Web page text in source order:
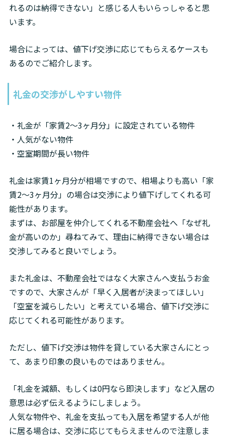
れるのは納得できない」と感じる人もいらっしゃると思
います。
場合によっては、値下げ交渉に応じてもらえるケースも
あるのでご紹介します。
礼金の交渉がしやすい物件
・礼金が「家賃2〜3ヶ月分」に設定されている物件
・人気がない物件
・空室期間が長い物件
礼金は家賃1ヶ月分が相場ですので、相場よりも高い「家
賃2〜3ヶ月分」の場合は交渉により値下げしてくれる可
能性があります。
まずは、お部屋を仲介してくれる不動産会社へ「なぜ礼
金が高いのか」尋ねてみて、理由に納得できない場合は
交渉してみると良いでしょう。
また礼金は、不動産会社ではなく大家さんへ支払うお金
ですので、大家さんが「早く入居者が決まってほしい」
「空室を減らしたい」と考えている場合、値下げ交渉に
応じてくれる可能性があります。
ただし、値下げ交渉は物件を貸している大家さんにとっ
て、あまり印象の良いものではありません。
「礼金を減額、もしくは0円なら即決します」など入居の
意思は必ず伝えるようにしましょう。
人気な物件や、礼金を支払っても入居を希望する人が他
に居る場合は、交渉に応じてもらえませんので注意しま